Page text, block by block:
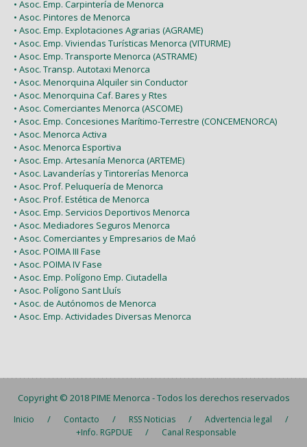
• Asoc. Emp. Carpintería de Menorca
• Asoc. Pintores de Menorca
• Asoc. Emp. Explotaciones Agrarias (AGRAME)
• Asoc. Emp. Viviendas Turísticas Menorca (VITURME)
• Asoc. Emp. Transporte Menorca (ASTRAME)
• Asoc. Transp. Autotaxi Menorca
• Asoc. Menorquina Alquiler sin Conductor
• Asoc. Menorquina Caf. Bares y Rtes
• Asoc. Comerciantes Menorca (ASCOME)
• Asoc. Emp. Concesiones Marítimo-Terrestre (CONCEMENORCA)
• Asoc. Menorca Activa
• Asoc. Menorca Esportiva
• Asoc. Emp. Artesanía Menorca (ARTEME)
• Asoc. Lavanderías y Tintorerías Menorca
• Asoc. Prof. Peluquería de Menorca
• Asoc. Prof. Estética de Menorca
• Asoc. Emp. Servicios Deportivos Menorca
• Asoc. Mediadores Seguros Menorca
• Asoc. Comerciantes y Empresarios de Maó
• Asoc. POIMA III Fase
• Asoc. POIMA IV Fase
• Asoc. Emp. Polígono Emp. Ciutadella
• Asoc. Polígono Sant Lluís
• Asoc. de Autónomos de Menorca
• Asoc. Emp. Actividades Diversas Menorca
Copyright © 2018PIME Menorca - Todos los derechos reservados
Inicio / Contacto / RSS Noticias / Advertencia legal /
+Info. RGPDUE / Canal Responsable